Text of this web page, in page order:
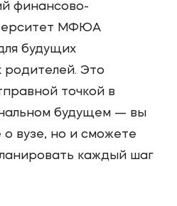
финансово-
МФЮА
будущих
родителей. Это
точкой в
будущем — вы
о вузе, но и сможете
каждый шаг